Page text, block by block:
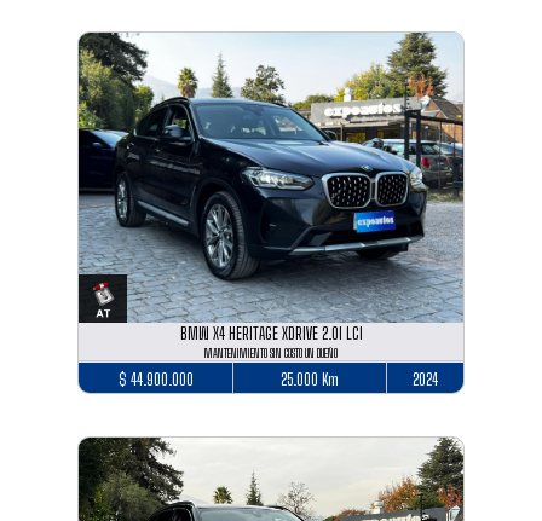
BMW X4 HERITAGE XDRIVE 2.0I LCI
MANTENIMIENTO SIN COSTO UN DUEÑO
$ 44.900.000 25.000 Km 2024